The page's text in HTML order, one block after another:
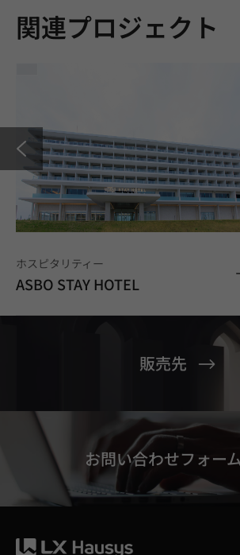
関連プロジェクト
ホスピタリティー
ASBO STAY HOTEL
販売先
お問い合わせフォー